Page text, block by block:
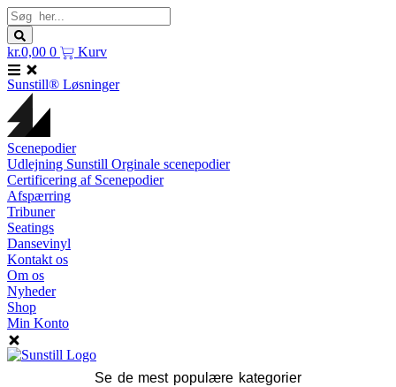
Skip
to
content
Search
...
kr.0,00 0 Kurv
Sunstill® Løsninger
Scenepodier
Udlejning Sunstill Orginale scenepodier
Certificering af Scenepodier
Afspærring
Tribuner
Seatings
Dansevinyl
Kontakt os
Om os
Nyheder
Shop
Min Konto
Se de mest populære kategorier